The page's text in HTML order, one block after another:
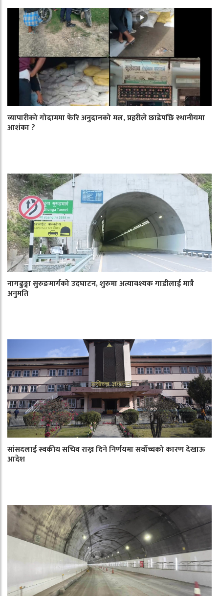
व्यापारीको गोदाममा फेरि अनुदानको मल, प्रहरीले छाडेपछि स्थानीयमा
आशंका ?
नागढुङ्गा सुरुङमार्गको उदघाटन, शुरुमा अत्यावश्यक गाडीलाई मात्रै
अनुमति
सांसदलाई स्वकीय सचिव राख्न दिने निर्णयमा सर्वोच्चको कारण देखाऊ
आदेश